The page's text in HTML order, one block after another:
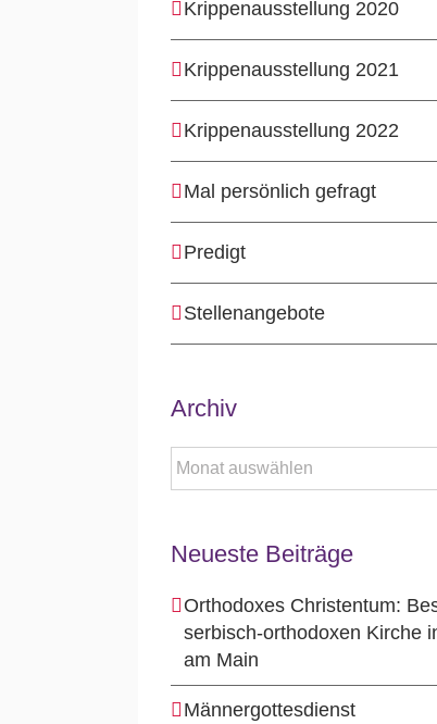
Krippenausstellung 2020
Krippenausstellung 2021
Krippenausstellung 2022
Mal persönlich gefragt
Predigt
Stellenangebote
Archiv
Archiv
Neueste Beiträge
Orthodoxes Christentum:
serbisch-orthodoxen Kirche
am Main
Männergottesdienst